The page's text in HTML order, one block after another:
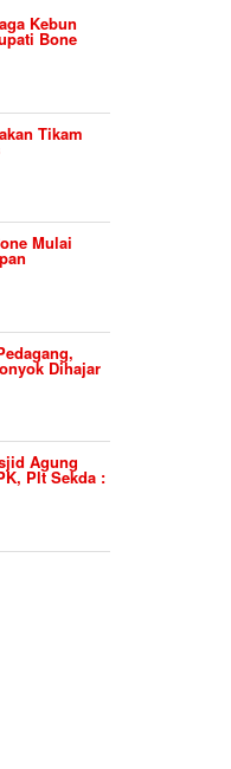
Kebun
Bone
Tikam
Mulai
Dihajar
Agung
Plt Sekda :